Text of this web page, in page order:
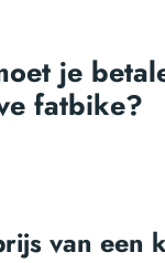
je
fatbike?
van een